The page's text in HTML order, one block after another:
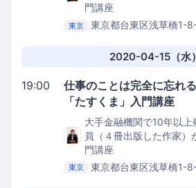
門講座
東京
東京都台東区浅草橋1-
2020-04-15（水）
19:00
仕事のことは完全に忘れ
「たすくま」入門講座
大手金融機関で10年以
員（４冊出版した作家）
門講座
東京
東京都台東区浅草橋1-